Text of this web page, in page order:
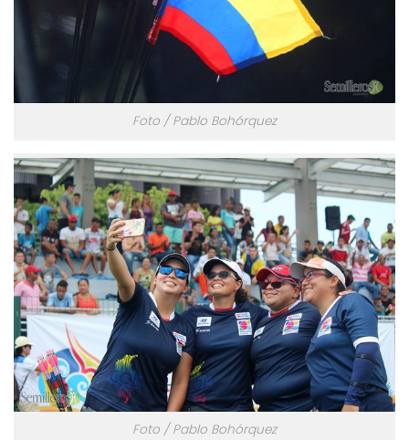
Foto / Pablo Bohórquez
Foto / Pablo Bohórquez